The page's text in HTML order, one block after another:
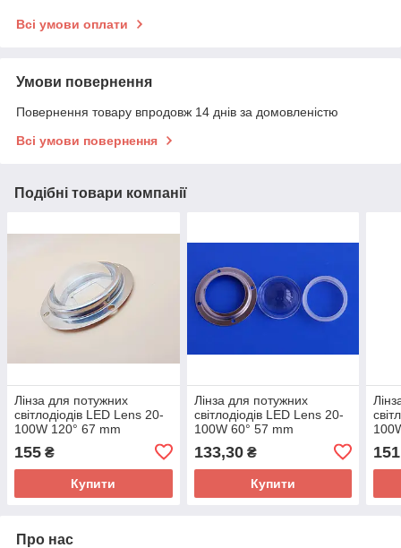
Всі умови оплати
Умови повернення
Повернення товару впродовж 14 днів за домовленістю
Всі умови повернення
Подібні товари компанії
Лінза для потужних
світлодіодів LED Lens 20-
100W 120° 67 mm
155 ₴
Купити
Лінза для потужних
світлодіодів LED Lens 20-
100W 60° 57 mm
133,30₴
Купити
Про нас